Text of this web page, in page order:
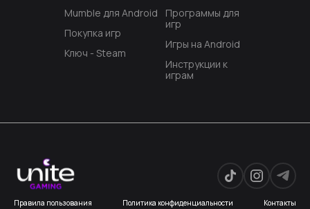
Mumble для Android
Покупка игр
Ключ - Steam
Программы для
игр
Игры на Android
Инструкции к
играм
Правила пользования Политика конфиденциальности Контакты